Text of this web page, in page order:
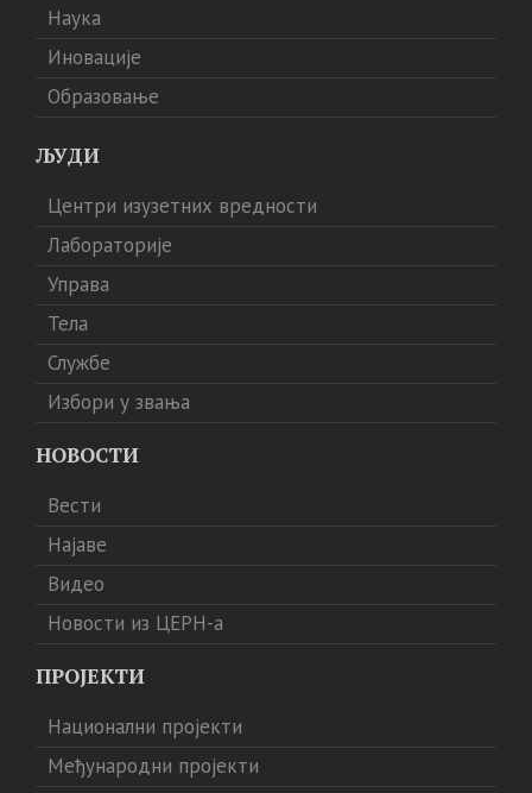
Наука
Иновације
Образовање
ЉУДИ
Центри изузетних вредности
Лабораторије
Управа
Тела
Службе
Избори у звања
НОВОСТИ
Вести
Најаве
Видео
Новости из ЦЕРН-а
ПРОЈЕКТИ
Национални пројекти
Међународни пројекти